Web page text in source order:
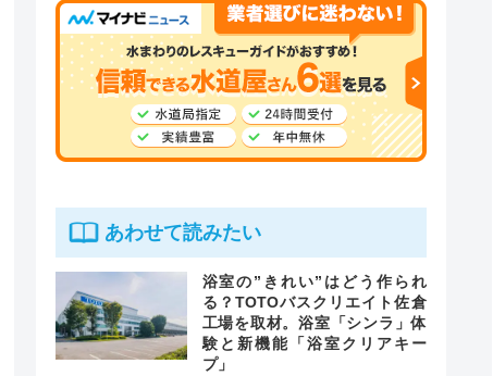
あわせて読みたい
浴室の”きれい”はどう作られ
る？TOTOバスクリエイト佐倉
工場を取材。浴室「シンラ」体
験と新機能「浴室クリアキー
プ」